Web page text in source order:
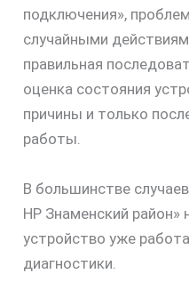
подключения»,
случайными
правильная
оценка состояния
причины и только
работы.
В большинстве
HP Знаменский район»
устройство уже
диагностики.